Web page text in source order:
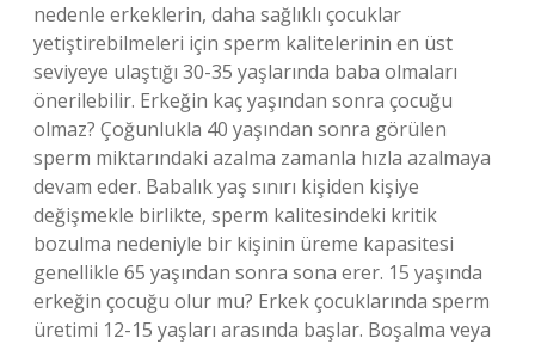
nedenle erkeklerin, daha sağlıklı çocuklar
yetiştirebilmeleri için sperm kalitelerinin en üst
seviyeye ulaştığı 30-35 yaşlarında baba olmaları
önerilebilir. Erkeğin kaç yaşından sonra çocuğu
olmaz? Çoğunlukla 40 yaşından sonra görülen
sperm miktarındaki azalma zamanla hızla azalmaya
devam eder. Babalık yaş sınırı kişiden kişiye
değişmekle birlikte, sperm kalitesindeki kritik
bozulma nedeniyle bir kişinin üreme kapasitesi
genellikle 65 yaşından sonra sona erer. 15 yaşında
erkeğin çocuğu olur mu? Erkek çocuklarında sperm
üretimi 12-15 yaşları arasında başlar. Boşalma veya